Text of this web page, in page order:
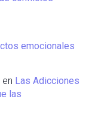
emocionales
en Las Adicciones
las